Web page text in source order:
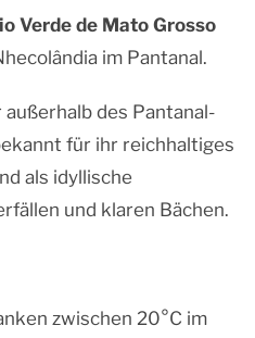
Verde de Mato Grosso
im Pantanal.
des Pantanal-
für ihr reichhaltiges
als idyllische
und klaren Bächen.
zwischen 20°C im